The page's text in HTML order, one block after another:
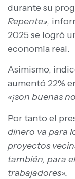
durante su
Repente»,
2025 se logró
economía real.
Asimismo,
aumentó 22%
«¡son buenas
Por tanto el
dinero va para
proyectos
también, para
trabajadores».